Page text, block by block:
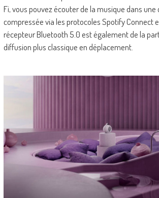
Fi, vous pouvez écouter de la musique dans une
compressée via les protocoles Spotify Connect
récepteur Bluetooth 5.0 est également de la
diffusion plus classique en déplacement.